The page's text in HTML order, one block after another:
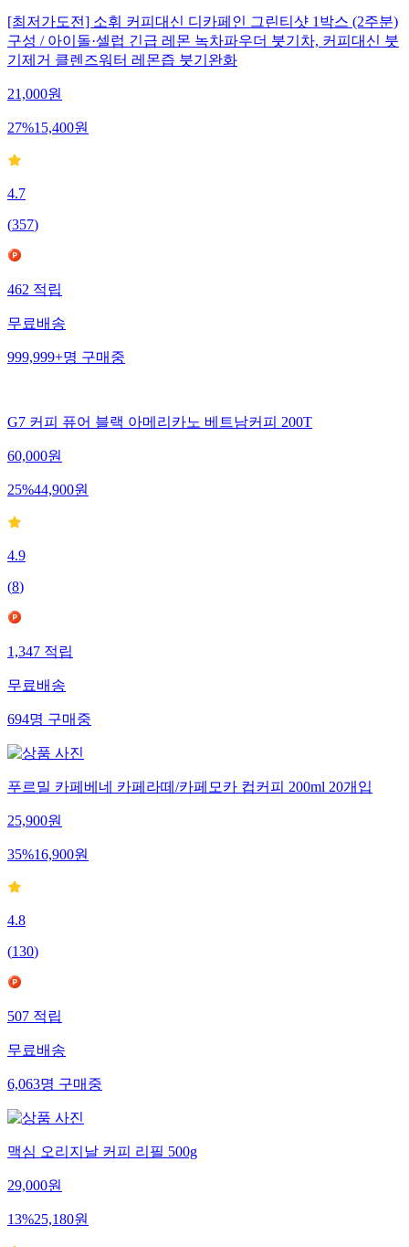
[최저가도전] 소휘 커피대신 디카페인 그린티샷 1박스 (2주분)
구성 / 아이돌·셀럽 긴급 레몬 녹차파우더 붓기차, 커피대신 붓
기제거 클렌즈워터 레몬즙 붓기완화
21,000원
27%15,400원
4.7
(357)
462적립
무료배송
999,999+명구매중
G7 커피 퓨어 블랙 아메리카노 베트남커피 200T
60,000원
25%44,900원
4.9
(8)
1,347적립
무료배송
694명구매중
푸르밀 카페베네 카페라떼/카페모카 컵커피 200ml 20개입
25,900원
35%16,900원
4.8
(130)
507적립
무료배송
6,063명구매중
맥심 오리지날 커피 리필 500g
29,000원
13%25,180원